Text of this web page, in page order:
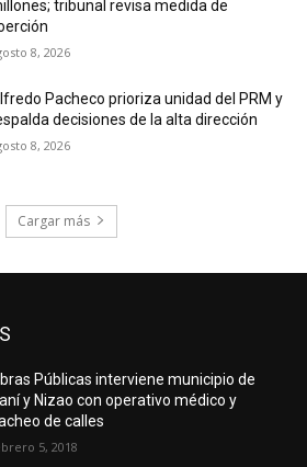
tribunal revisa medida de
8, 2026
Pacheco prioriza unidad del PRM y
decisiones de la alta dirección
8, 2026
Cargar más
Públicas interviene municipio de
y Nizao con operativo médico y
de calles
5, 2018